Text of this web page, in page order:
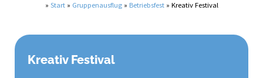
» Start » Gruppenausflug » Betriebsfest » Kreativ Festival
Kreativ Festival